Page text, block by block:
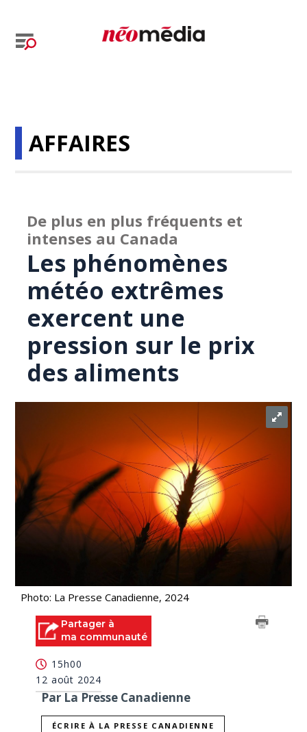
AFFAIRES
De plus en plus fréquents et
intenses au Canada
Les phénomènes
météo extrêmes
exercent une
pression sur le prix
des aliments
Photo: La Presse Canadienne, 2024
Partager à
ma communauté
15h00
12 août 2024
Par La Presse Canadienne
ÉCRIRE À LA PRESSE CANADIENNE